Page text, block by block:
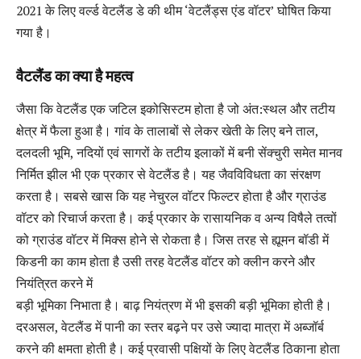
2021 के लिए वर्ल्ड वेटलैंड डे की थीम ‘वेटलैंड्स एंड वॉटर’ घोषित किया
गया है।
वैटलैंड का क्या है महत्व
जैसा कि वेटलैंड एक जटिल इकोसिस्टम होता है जो अंत:स्थल और तटीय
क्षेत्र में फैला हुआ है। गांव के तालाबों से लेकर खेती के लिए बने ताल,
दलदली भूमि, नदियों एवं सागरों के तटीय इलाकों में बनी सेंक्चुरी समेत मानव
निर्मित झील भी एक प्रकार से वेटलैंड है। यह जैवविविधता का संरक्षण
करता है। सबसे खास कि यह नेचुरल वॉटर फिल्टर होता है और ग्राउंड
वॉटर को रिचार्ज करता है। कई प्रकार के रासायनिक व अन्य विषैले तत्वों
को ग्राउंड वॉटर में मिक्स होने से रोकता है। जिस तरह से ह्यूमन बॉडी में
किडनी का काम होता है उसी तरह वेटलैंड वॉटर को क्लीन करने और
नियंत्रित करने में
बड़ी भूमिका निभाता है। बाढ़ नियंत्रण में भी इसकी बड़ी भूमिका होती है।
दरअसल, वेटलैंड में पानी का स्तर बढ़ने पर उसे ज्यादा मात्रा में अब्जॉर्ब
करने की क्षमता होती है। कई प्रवासी पक्षियों के लिए वेटलैंड ठिकाना होता